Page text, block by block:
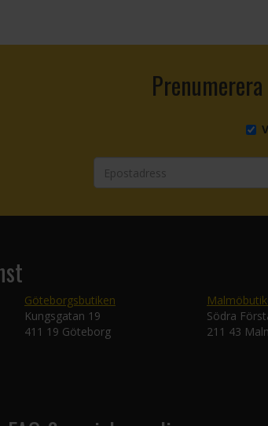
Göteborgsbutiken
Kungsgatan 19
411 19 Göteborg
Södra
211 43